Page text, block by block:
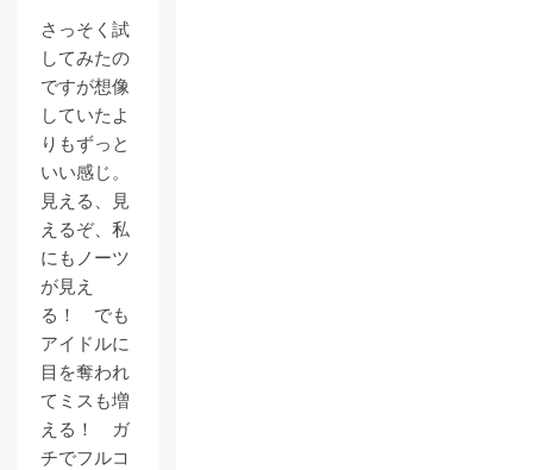
さっそく試
してみたの
ですが想像
していたよ
りもずっと
いい感じ。
見える、見
えるぞ、私
にもノーツ
が見え
る！ でも
アイドルに
目を奪われ
てミスも増
える！ ガ
チでフルコ